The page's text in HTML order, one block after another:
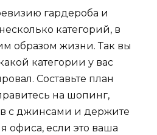
гардероба и
категорий, в
образом жизни. Так вы
категории у вас
Составьте план
на шопинг,
с джинсами и держите
офиса, если это ваша